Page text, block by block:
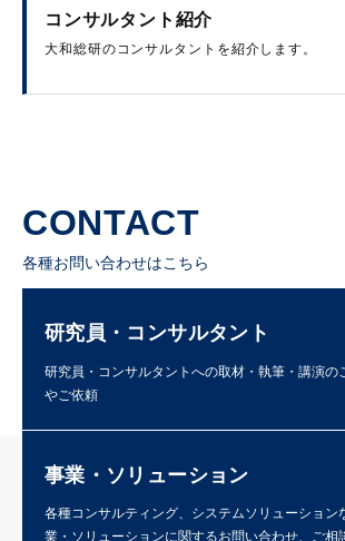
コンサルタント紹介
大和総研のコンサルタントを紹介します。
CONTACT
各種お問い合わせはこちら
研究員・コンサルタント
研究員・コンサルタントへの取材・執筆・講演の
やご依頼
事業・ソリューション
各種コンサルティング、システムソリューション
業・ソリューションに関するお問い合わせ、ご相